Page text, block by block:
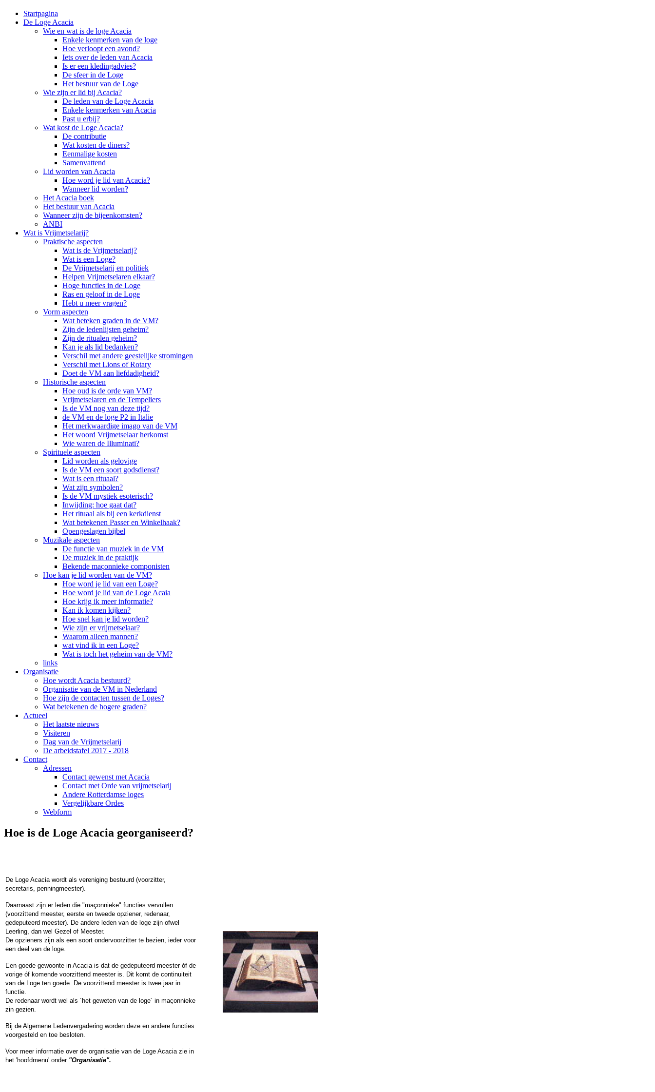
Startpagina
De Loge Acacia
Wie en wat is de loge Acacia
Enkele kenmerken van de loge
Hoe verloopt een avond?
Iets over de leden van Acacia
Is er een kledingadvies?
De sfeer in de Loge
Het bestuur van de Loge
Wie zijn er lid bij Acacia?
De leden van de Loge Acacia
Enkele kenmerken van Acacia
Past u erbij?
Wat kost de Loge Acacia?
De contributie
Wat kosten de diners?
Eenmalige kosten
Samenvattend
Lid worden van Acacia
Hoe word je lid van Acacia?
Wanneer lid worden?
Het Acacia boek
Het bestuur van Acacia
Wanneer zijn de bijeenkomsten?
ANBI
Wat is Vrijmetselarij?
Praktische aspecten
Wat is de Vrijmetselarij?
Wat is een Loge?
De Vrijmetselarij en politiek
Helpen Vrijmetselaren elkaar?
Hoge functies in de Loge
Ras en geloof in de Loge
Hebt u meer vragen?
Vorm aspecten
Wat beteken graden in de VM?
Zijn de ledenlijsten geheim?
Zijn de ritualen geheim?
Kan je als lid bedanken?
Verschil met andere geestelijke stromingen
Verschil met Lions of Rotary
Doet de VM aan liefdadigheid?
Historische aspecten
Hoe oud is de orde van VM?
Vrijmetselaren en de Tempeliers
Is de VM nog van deze tijd?
de VM en de loge P2 in Italie
Het merkwaardige imago van de VM
Het woord Vrijmetselaar herkomst
Wie waren de Illuminati?
Spirituele aspecten
Lid worden als gelovige
Is de VM een soort godsdienst?
Wat is een rituaal?
Wat zijn symbolen?
Is de VM mystiek esoterisch?
Inwijding: hoe gaat dat?
Het rituaal als bij een kerkdienst
Wat betekenen Passer en Winkelhaak?
Opengeslagen bijbel
Muzikale aspecten
De functie van muziek in de VM
De muziek in de praktijk
Bekende maçonnieke componisten
Hoe kan je lid worden van de VM?
Hoe word je lid van een Loge?
Hoe word je lid van de Loge Acaia
Hoe krijg ik meer informatie?
Kan ik komen kijken?
Hoe snel kan je lid worden?
Wie zijn er vrijmetselaar?
Waarom alleen mannen?
wat vind ik in een Loge?
Wat is toch het geheim van de VM?
links
Organisatie
Hoe wordt Acacia bestuurd?
Organisatie van de VM in Nederland
Hoe zijn de contacten tussen de Loges?
Wat betekenen de hogere graden?
Actueel
Het laatste nieuws
Visiteren
Dag van de Vrijmetselarij
De arbeidstafel 2017 - 2018
Contact
Adressen
Contact gewenst met Acacia
Contact met Orde van vrijmetselarij
Andere Rotterdamse loges
Vergelijkbare Ordes
Webform
Hoe is de Loge Acacia georganiseerd?
De Loge Acacia wordt als vereniging bestuurd (voorzitter,
secretaris, penningmeester).
Daarnaast zijn er leden die "maçonnieke" functies vervullen
(voorzittend meester, eerste en tweede opziener, redenaar,
gedeputeerd meester). De andere leden van de loge zijn ofwel
Leerling, dan wel Gezel of Meester.
De opzieners zijn als een soort ondervoorzitter te bezien, ieder voor
een deel van de loge.
Een goede gewoonte in Acacia is dat de gedeputeerd meester óf de
vorige óf komende voorzittend meester is. Dit komt de continuiteit
van de Loge ten goede. De voorzittend meester is twee jaar in
functie.
De redenaar wordt wel als ´het geweten van de loge´ in maçonnieke
zin gezien.
Bij de Algemene Ledenvergadering worden deze en andere functies
voorgesteld en toe besloten.
Voor meer informatie over de organisatie van de Loge Acacia zie in
het 'hoofdmenu' onder "Organisatie".